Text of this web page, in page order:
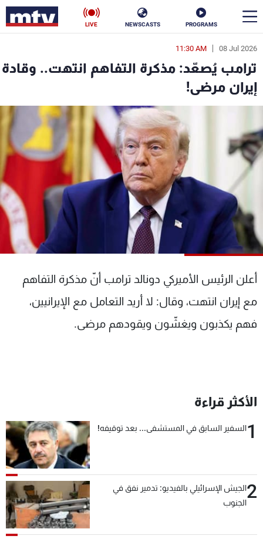
PROGRAMS
NEWSCASTS
LIVE
08 Jul 2026
11:30 AM
ترامب يُصعّد: مذكرة التفاهم انتهت.. وقادة
إيران مرضى!
أعلن الرئيس الأميركي دونالد ترامب أنّ مذكرة التفاهم
مع إيران انتهت، وقال: لا أريد التعامل مع الإيرانيين،
فهم يكذبون ويغشّون ويقودهم مرضى.
الأكثر قراءة
1السفير السابق في المستشفى... بعد توقيفه!
2الجيش الإسرائيلي بالفيديو: تدمير نفق في
الجنوب
en
الأخبار
سياسة ناس
إقتصاد فن
منوعات رياضة
كأس العالم
البرامج
شاهد البرامج
عن MTV
وظائف